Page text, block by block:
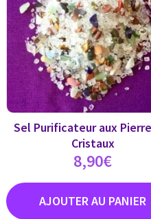
Sel Purificateur aux
Cristaux
8,90€